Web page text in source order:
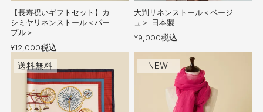
【長寿祝いギフトセット】カ
シミヤリネンストール＜パー
プル＞
¥12,000税込
大判リネンストール＜ベージ
ュ＞ 日本製
¥9,000税込
送料無料 NEW